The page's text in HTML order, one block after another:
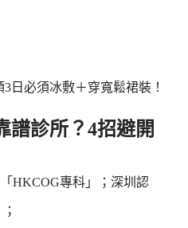
日必須冰敷＋穿寬鬆裙裝！
譜診所？4招避開
HKCOG專科」；深圳認